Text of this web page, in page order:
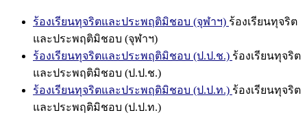
ร้องเรียนทุจริตและประพฤติมิชอบ (จุฬาฯ) ร้องเรียนทุจริต
และประพฤติมิชอบ (จุฬาฯ)
ร้องเรียนทุจริตและประพฤติมิชอบ (ป.ป.ช.) ร้องเรียนทุจริต
และประพฤติมิชอบ (ป.ป.ช.)
ร้องเรียนทุจริตและประพฤติมิชอบ (ป.ป.ท.) ร้องเรียนทุจริต
และประพฤติมิชอบ (ป.ป.ท.)